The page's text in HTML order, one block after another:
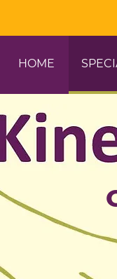
HOME